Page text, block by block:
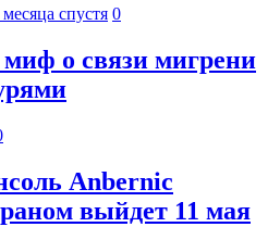
спустя 0
о связи мигрени
Anbernic
выйдет 11 мая